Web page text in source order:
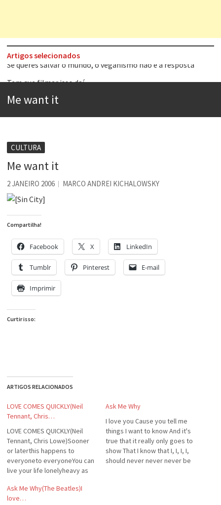
Artigos selecionados
Esse tal de Rock Gaúcho
Os causos de Jorge Luis Borges
Voto obrigatório é correto?
Se queres salvar o mundo, o veganismo não é a resposta
Me want it
CULTURA
Me want it
2 JANEIRO 2006 MARCO ANDREI KICHALOWSKY
Compartilha!
Facebook X LinkedIn
Tumblr Pinterest E-mail
Imprimir
Curtir isso:
ARTIGOS RELACIONADOS
LOVE COMES QUICKLY(Neil
Tennant, Chris…
LOVE COMES QUICKLY(Neil
Tennant, Chris Lowe)Sooner
or laterthis happens to
everyoneto everyoneYou can
live your life lonelyheavy as
learningand working aloneSay
this is all you wantbut I don't
Ask Me Why
I love you Cause you tell me
things I want to know And it's
true that it really only goes to
show That I know that I, I, I, I,
should never never never be
Ask Me Why(The Beatles)I
love…